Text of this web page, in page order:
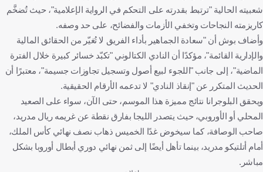
شعبيته الحالية "ترتبط بقدرته على التحكم في الرواية الإعلامية"، حيث تُضخَّم
كاريزمته النجاحات وتخفي الأزمات والفضائح، على حد وصفه.
وأضاف بوش أن "سعادة الجماهير بأداء الفريق لا تُغيّر من الحقائق المالية
والإدارية القائمة"، مؤكدًا أن النادي الكتالوني "تكبّد خسائر كبيرة خلال الفترة
الماضية"، إلى جانب "اللجوء لبيع أصول وتسجيل تجاوزات جسيمة"، معتبرًا أن
الحديث المتكرر عن "إنقاذ النادي" لا تدعمه الأرقام الحقيقية.
ويحقق البلوجرانا نتائج مميزة هذا الموسم، حتى الآن، سواء على الصعيد
المحلي أو الأوروبي، حيث يتصدر الليجا بفارق نقطة عن غريمه ريال مدريد،
صاحب الوصافة، كما سيخوض غدًا الخميس ذهاب نصف نهائي كأس الملك،
أمام أتلتيكو مدريد، بينما تأهل أيضًا إلى ثمن نهائي دوري أبطال أوروبا بشكل
مباشر.